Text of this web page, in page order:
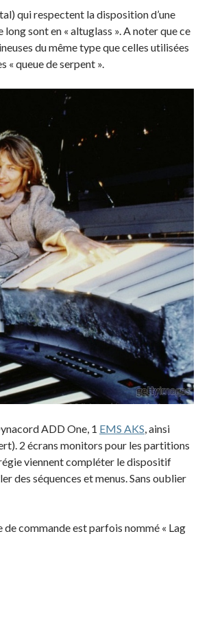
qui respectent la disposition d’une
sont en « altuglass ». A noter que ce
du même type que celles utilisées
« queue de serpent ».
ADD One, 1 EMS AKS, ainsi
2 écrans monitors pour les partitions
viennent compléter le dispositif
des séquences et menus. Sans oublier
de commande est parfois nommé « Lag